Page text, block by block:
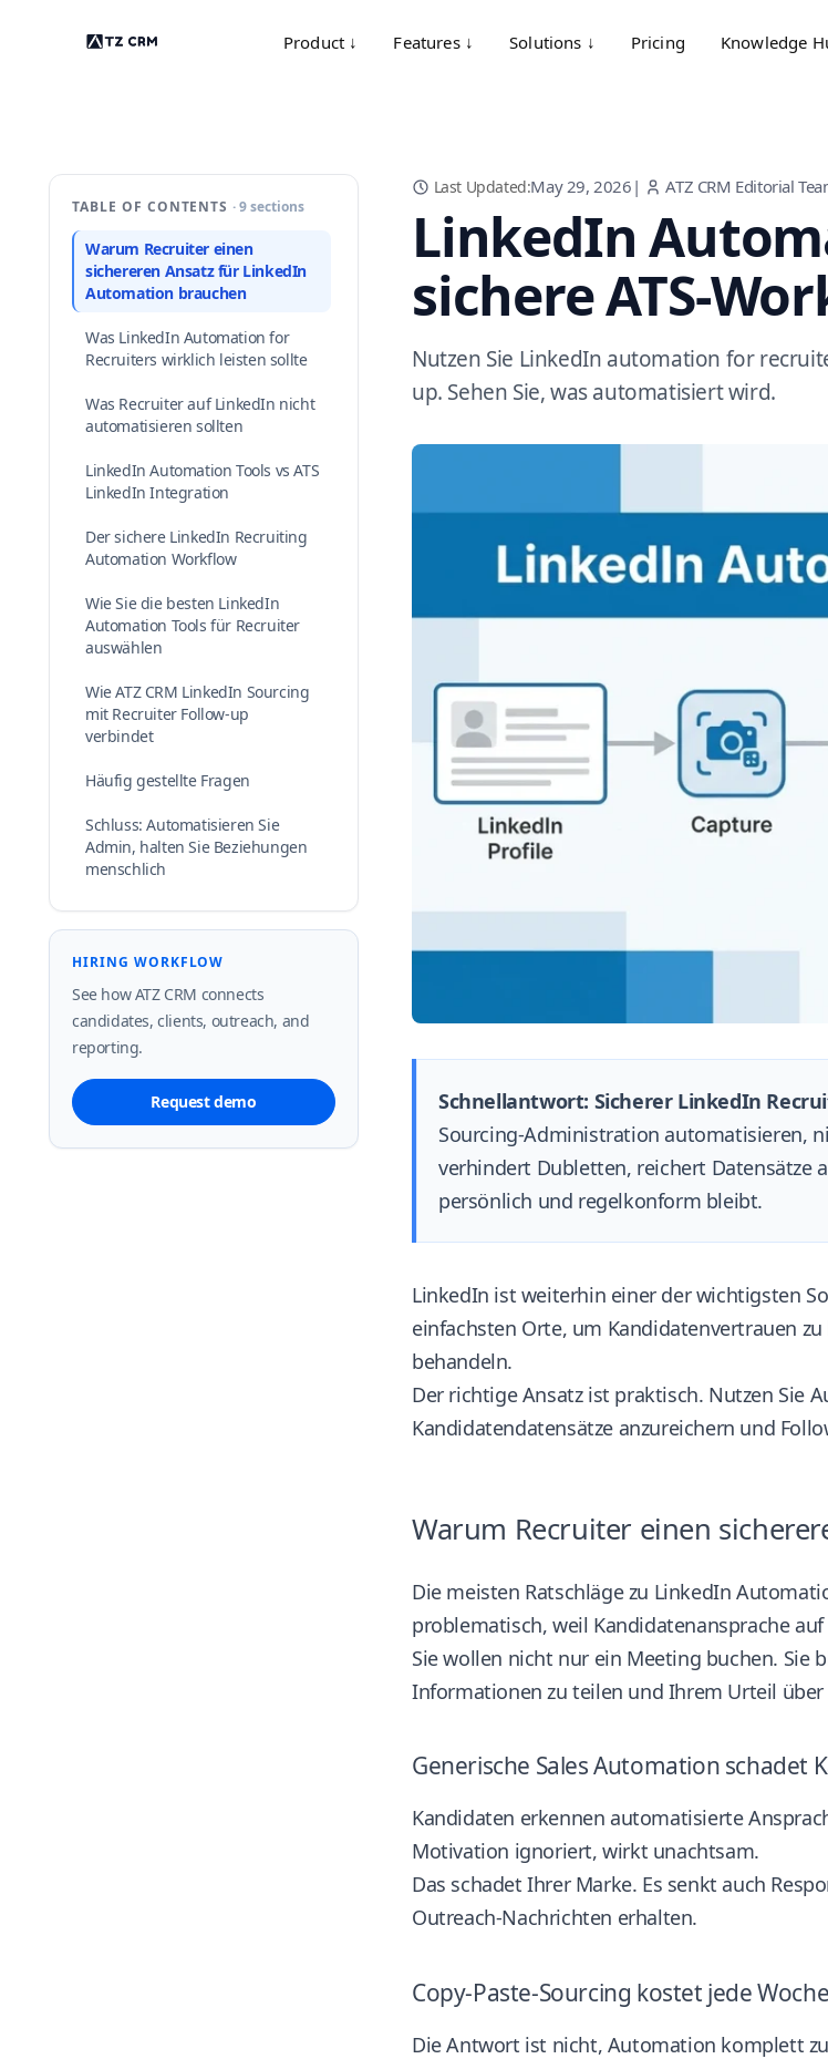
Product ↓ Features ↓ Solutions ↓ Pricing Knowledge
TABLE OF CONTENTS · 9 sections
Warum Recruiter einen
sichereren Ansatz für LinkedIn
Automation brauchen
Was LinkedIn Automation for
Recruiters wirklich leisten sollte
Was Recruiter auf LinkedIn nicht
automatisieren sollten
LinkedIn Automation Tools vs ATS
LinkedIn Integration
Der sichere LinkedIn Recruiting
Automation Workflow
Wie Sie die besten LinkedIn
Automation Tools für Recruiter
auswählen
Wie ATZ CRM LinkedIn Sourcing
mit Recruiter Follow-up
verbindet
Häufig gestellte Fragen
Schluss: Automatisieren Sie
Admin, halten Sie Beziehungen
menschlich
HIRING WORKFLOW
See how ATZ CRM connects
candidates, clients, outreach, and
reporting.
Request demo
Last Updated:May 29, 2026 | ATZ CRM Editorial
LinkedIn
sichere ATS-
Nutzen Sie LinkedIn automation for
up. Sehen Sie, was automatisiert wird.
Schnellantwort: Sicherer LinkedIn
Sourcing-Administration automatisieren,
verhindert Dubletten, reichert Datensätze
persönlich und regelkonform bleibt.
LinkedIn ist weiterhin einer der wichtigsten
einfachsten Orte, um Kandidatenvertrauen
behandeln.
Der richtige Ansatz ist praktisch. Nutzen Sie
Kandidatendatensätze anzureichern und
Warum Recruiter einen
Die meisten Ratschläge zu LinkedIn
problematisch, weil Kandidatenansprache
Sie wollen nicht nur ein Meeting buchen. Sie
Informationen zu teilen und Ihrem Urteil
Generische Sales Automation schadet
Kandidaten erkennen automatisierte
Motivation ignoriert, wirkt unachtsam.
Das schadet Ihrer Marke. Es senkt auch
Outreach-Nachrichten erhalten.
Copy-Paste-Sourcing kostet jede
Die Antwort ist nicht, Automation komplett